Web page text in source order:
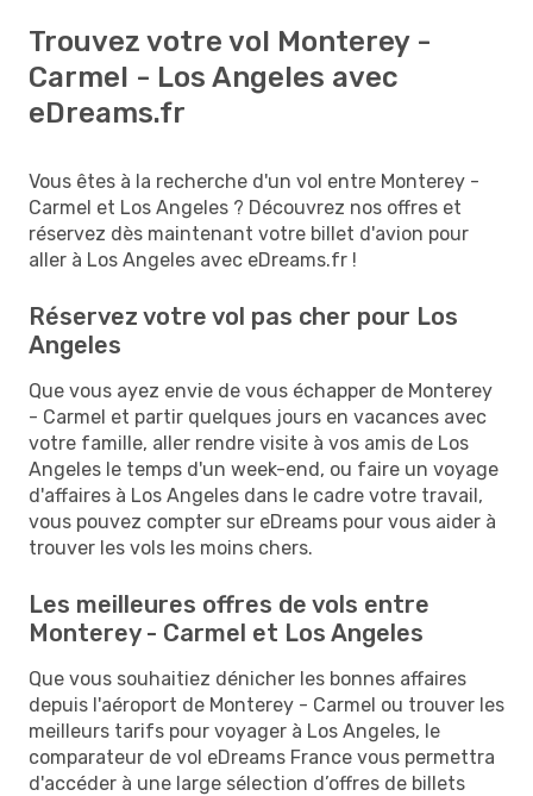
Trouvez votre vol Monterey -
Carmel - Los Angeles avec
eDreams.fr
Vous êtes à la recherche d'un vol entre Monterey -
Carmel et Los Angeles ? Découvrez nos offres et
réservez dès maintenant votre billet d'avion pour
aller à Los Angeles avec eDreams.fr !
Réservez votre vol pas cher pour Los
Angeles
Que vous ayez envie de vous échapper de Monterey
- Carmel et partir quelques jours en vacances avec
votre famille, aller rendre visite à vos amis de Los
Angeles le temps d'un week-end, ou faire un voyage
d'affaires à Los Angeles dans le cadre votre travail,
vous pouvez compter sur eDreams pour vous aider à
trouver les vols les moins chers.
Les meilleures offres de vols entre
Monterey - Carmel et Los Angeles
Que vous souhaitiez dénicher les bonnes affaires
depuis l'aéroport de Monterey - Carmel ou trouver les
meilleurs tarifs pour voyager à Los Angeles, le
comparateur de vol eDreams France vous permettra
d'accéder à une large sélection d’offres de billets